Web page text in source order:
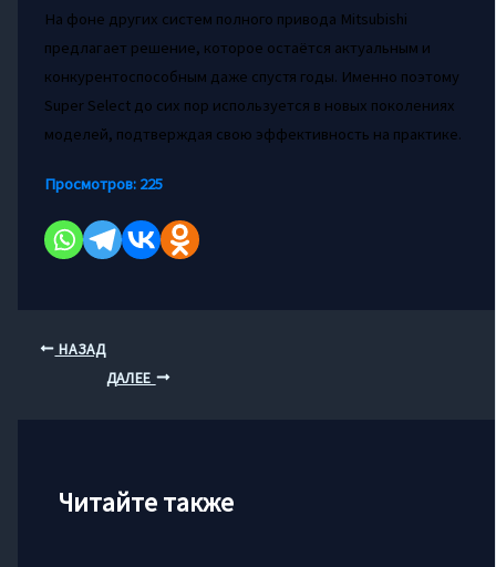
На фоне других систем полного привода Mitsubishi
предлагает решение, которое остаётся актуальным и
конкурентоспособным даже спустя годы. Именно поэтому
Super Select до сих пор используется в новых поколениях
моделей, подтверждая свою эффективность на практике.
Просмотров: 225
НАЗАД
ДАЛЕЕ
Читайте также